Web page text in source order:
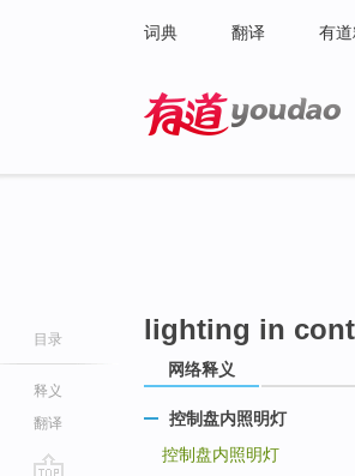
词典 翻译 有
目录
释义
翻译
lighting in
网络释义
控制盘内照明灯
控制盘内照明灯